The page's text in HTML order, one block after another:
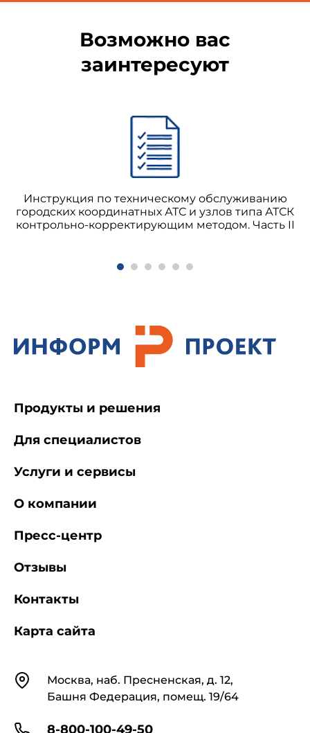
Возможно вас
заинтересуют
Инструкция по техническому обслуживанию
городских координатных АТС и узлов типа АТСК
контрольно-корректирующим методом. Часть II
КонтактыМосква, наб. Пресненская, д. 12,
Башня Федерация, помещ. 19/64
8-800-100-49-50
Продукты и решения
Для специалистов
Услуги и сервисы
О компании
Пресс-центр
Отзывы
Контакты
Карта сайта